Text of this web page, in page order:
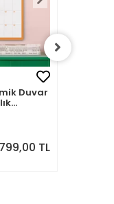
Duvar
2026 -
799,00 TL